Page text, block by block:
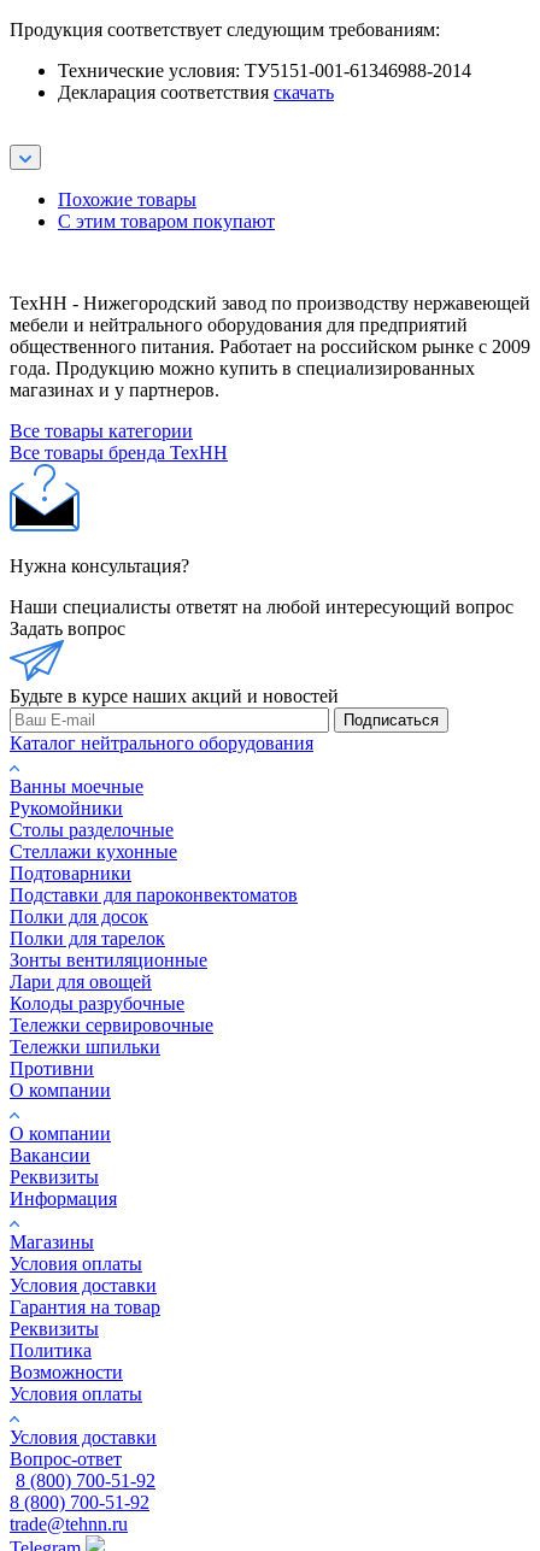
Продукция соответствует следующим требованиям:
Технические условия: ТУ5151-001-61346988-2014
Декларация соответствия скачать
Похожие товары
С этим товаром покупают
ТехНН - Нижегородский завод по производству нержавеющей
мебели и нейтрального оборудования для предприятий
общественного питания. Работает на российском рынке с 2009
года. Продукцию можно купить в специализированных
магазинах и у партнеров.
Все товары категории
Все товары бренда ТехНН
Нужна консультация?
Наши специалисты ответят на любой интересующий вопрос
Задать вопрос
Будьте в курсе наших акций и новостей
Подписаться
Каталог нейтрального оборудования
Ванны моечные
Рукомойники
Столы разделочные
Стеллажи кухонные
Подтоварники
Подставки для пароконвектоматов
Полки для досок
Полки для тарелок
Зонты вентиляционные
Лари для овощей
Колоды разрубочные
Тележки сервировочные
Тележки шпильки
Противни
О компании
О компании
Вакансии
Реквизиты
Информация
Магазины
Условия оплаты
Условия доставки
Гарантия на товар
Реквизиты
Политика
Возможности
Условия оплаты
Условия доставки
Вопрос-ответ
8 (800) 700-51-92
8 (800) 700-51-92
trade@tehnn.ru